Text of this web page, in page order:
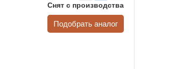
Снят с производства
Подобрать аналог